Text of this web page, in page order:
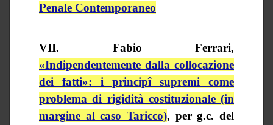
Penale Contemporaneo
VII. Fabio Ferrari,
«Indipendentemente dalla collocazione
dei fatti»: i principî supremi come
problema di rigidità costituzionale (in
margine al caso Taricco), perg.c. del